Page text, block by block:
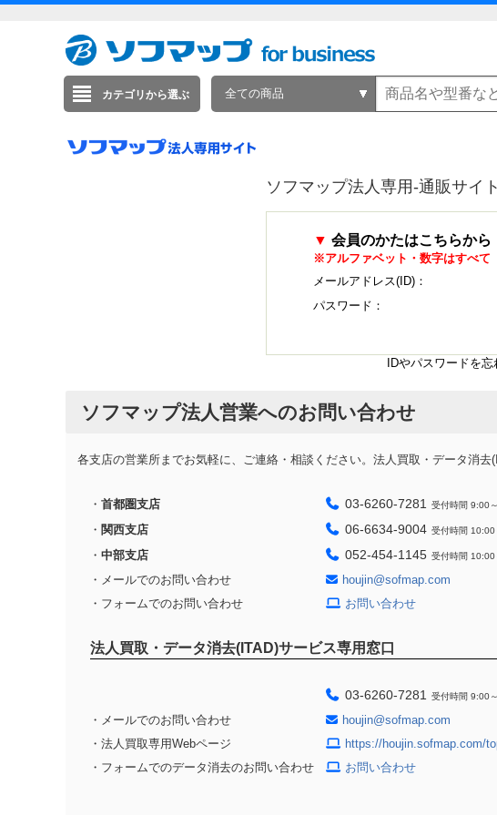
カテゴリから選ぶ 全ての商品
ソフマップ法人専用-通販サイト
▼ 会員のかたはこちらから
※アルファベット・数字はすべて
メールアドレス(ID)：
パスワード：
IDやパスワードを忘
ソフマップ法人営業へのお問い合わせ
各支店の営業所までお気軽に、ご連絡・相談ください。法人買取・データ消去
・ 首都圏支店 03-6260-7281 受付時間 9:00
・ 関西支店 06-6634-9004 受付時間 10:00
・ 中部支店 052-454-1145 受付時間 10:00
・メールでのお問い合わせ
houjin@sofmap.com
・フォームでのお問い合わせ
お問い合わせ
法人買取・データ消去(ITAD)サービス専用窓口
03-6260-7281 受付時間 9:00
・メールでのお問い合わせ
houjin@sofmap.com
・法人買取専用Webページ
https://houjin.sofmap.com/
・フォームでのデータ消去のお問い合わせ
お問い合わせ